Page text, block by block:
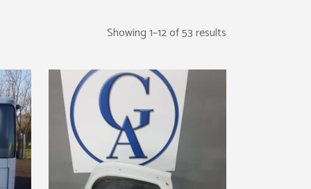
Showing 1–12 of 53 results